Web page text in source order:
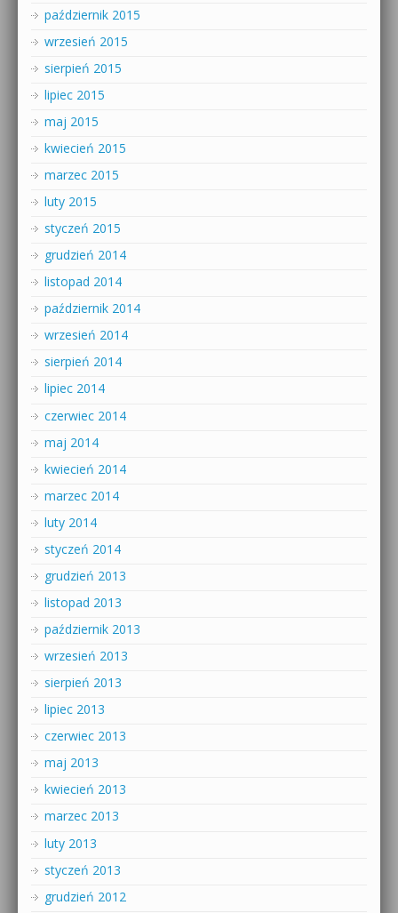
październik 2015
wrzesień 2015
sierpień 2015
lipiec 2015
maj 2015
kwiecień 2015
marzec 2015
luty 2015
styczeń 2015
grudzień 2014
listopad 2014
październik 2014
wrzesień 2014
sierpień 2014
lipiec 2014
czerwiec 2014
maj 2014
kwiecień 2014
marzec 2014
luty 2014
styczeń 2014
grudzień 2013
listopad 2013
październik 2013
wrzesień 2013
sierpień 2013
lipiec 2013
czerwiec 2013
maj 2013
kwiecień 2013
marzec 2013
luty 2013
styczeń 2013
grudzień 2012